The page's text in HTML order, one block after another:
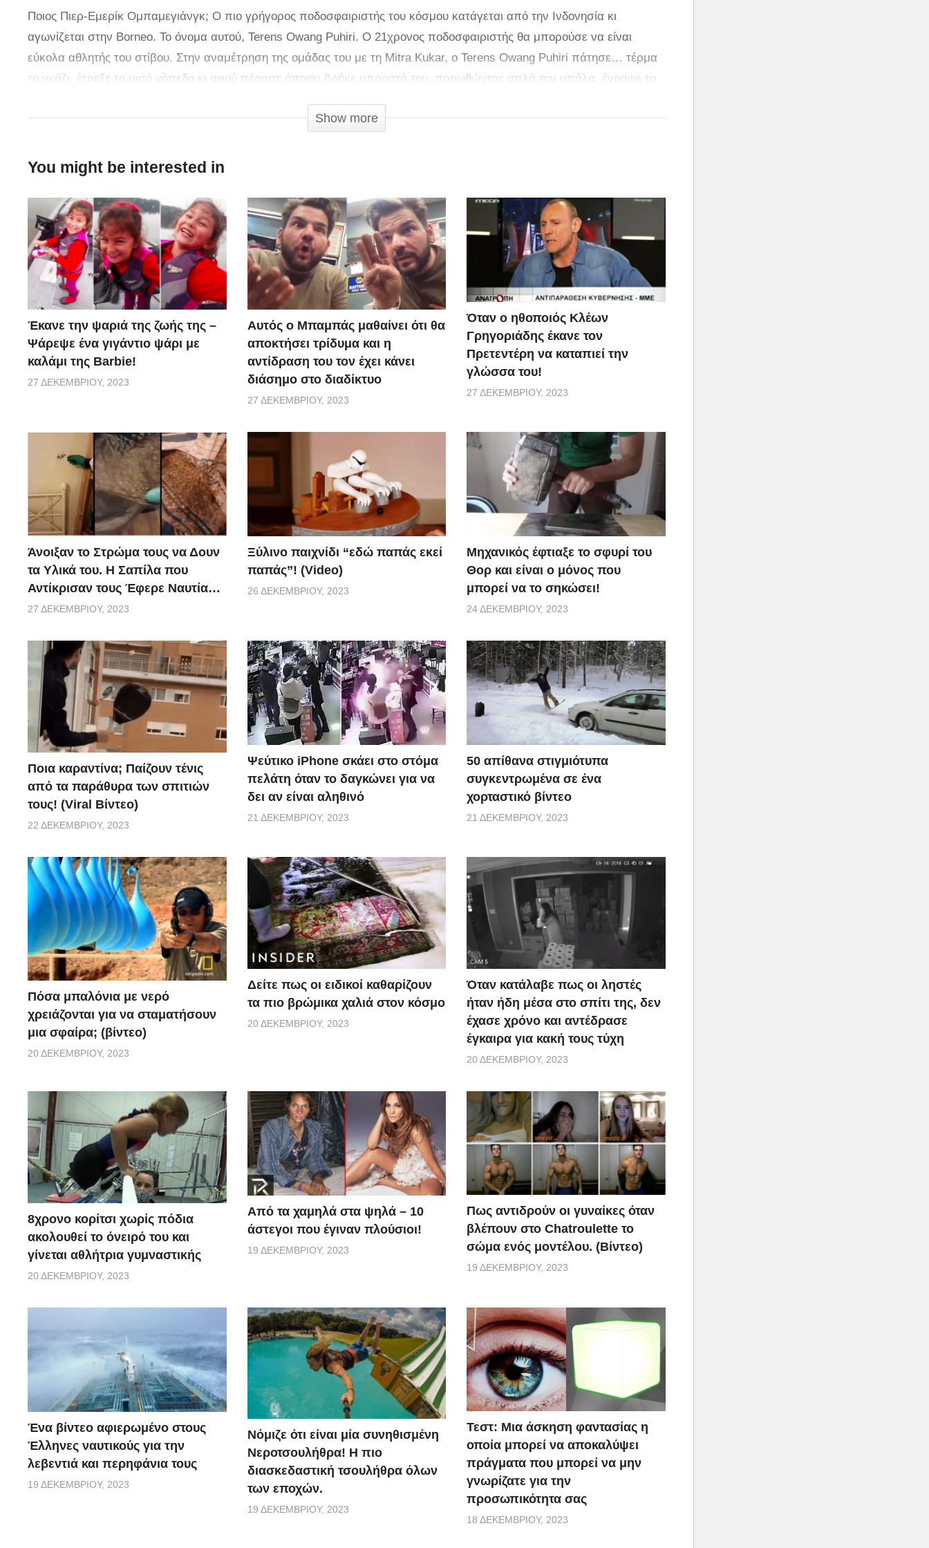
Ποιος Πιερ-Εμερίκ Ομπαμεγιάνγκ; Ο πιο γρήγορος ποδοσφαιριστής του κόσμου κατάγεται από την Ινδονησία κι
αγωνίζεται στην Borneo. Το όνομα αυτού, Terens Owang Puhiri. Ο 21χρονος ποδοσφαιριστής θα μπορούσε να είναι
εύκολα αθλητής του στίβου. Στην αναμέτρηση της ομάδας του με τη Mitra Kukar, o Terens Owang Puhiri πάτησε… τέρμα
το γκάζι, έτρεξε το μισό γήπεδο κι αφού πέρασε όποιον βρήκε μπροστά του, προωθώντας απλά την μπάλα, έγραψε το
Show more
You might be interested in
Έκανε την ψαριά της ζωής της –
Ψάρεψε ένα γιγάντιο ψάρι με
καλάμι της Barbie!
27 ΔΕΚΕΜΒΡΊΟΥ, 2023
Αυτός ο Μπαμπάς μαθαίνει ότι θα
αποκτήσει τρίδυμα και η
αντίδραση του τον έχει κάνει
διάσημο στο διαδίκτυο
27 ΔΕΚΕΜΒΡΊΟΥ, 2023
Όταν ο ηθοποιός Κλέων
Γρηγοριάδης έκανε τον
Πρετεντέρη να καταπιεί την
γλώσσα του!
27 ΔΕΚΕΜΒΡΊΟΥ, 2023
Άνοιξαν το Στρώμα τους να Δουν
τα Υλικά του. Η Σαπίλα που
Αντίκρισαν τους Έφερε Ναυτία…
27 ΔΕΚΕΜΒΡΊΟΥ, 2023
Ξύλινο παιχνίδι “εδώ παπάς εκεί
παπάς”! (Video)
26 ΔΕΚΕΜΒΡΊΟΥ, 2023
Μηχανικός έφτιαξε το σφυρί του
Θορ και είναι ο μόνος που
μπορεί να το σηκώσει!
24 ΔΕΚΕΜΒΡΊΟΥ, 2023
Ποια καραντίνα; Παίζουν τένις
από τα παράθυρα των σπιτιών
τους! (Viral Βίντεο)
22 ΔΕΚΕΜΒΡΊΟΥ, 2023
Ψεύτικο iPhone σκάει στο στόμα
πελάτη όταν το δαγκώνει για να
δει αν είναι αληθινό
21 ΔΕΚΕΜΒΡΊΟΥ, 2023
50 απίθανα στιγμιότυπα
συγκεντρωμένα σε ένα
χορταστικό βίντεο
21 ΔΕΚΕΜΒΡΊΟΥ, 2023
Πόσα μπαλόνια με νερό
χρειάζονται για να σταματήσουν
μια σφαίρα; (βίντεο)
20 ΔΕΚΕΜΒΡΊΟΥ, 2023
Δείτε πως οι ειδικοί καθαρίζουν
τα πιο βρώμικα χαλιά στον κόσμο
20 ΔΕΚΕΜΒΡΊΟΥ, 2023
Όταν κατάλαβε πως οι ληστές
ήταν ήδη μέσα στο σπίτι της, δεν
έχασε χρόνο και αντέδρασε
έγκαιρα για κακή τους τύχη
20 ΔΕΚΕΜΒΡΊΟΥ, 2023
8χρονο κορίτσι χωρίς πόδια
ακολουθεί το όνειρό του και
γίνεται αθλήτρια γυμναστικής
20 ΔΕΚΕΜΒΡΊΟΥ, 2023
Από τα χαμηλά στα ψηλά – 10
άστεγοι που έγιναν πλούσιοι!
19 ΔΕΚΕΜΒΡΊΟΥ, 2023
Πως αντιδρούν οι γυναίκες όταν
βλέπουν στο Chatroulette το
σώμα ενός μοντέλου. (Βίντεο)
19 ΔΕΚΕΜΒΡΊΟΥ, 2023
Ένα βίντεο αφιερωμένο στους
Έλληνες ναυτικούς για την
λεβεντιά και περηφάνια τους
19 ΔΕΚΕΜΒΡΊΟΥ, 2023
Νόμιζε ότι είναι μία συνηθισμένη
Νεροτσουλήθρα! Η πιο
διασκεδαστική τσουλήθρα όλων
των εποχών.
19 ΔΕΚΕΜΒΡΊΟΥ, 2023
Τεστ: Μια άσκηση φαντασίας η
οποία μπορεί να αποκαλύψει
πράγματα που μπορεί να μην
γνωρίζατε για την
προσωπικότητα σας
18 ΔΕΚΕΜΒΡΊΟΥ, 2023